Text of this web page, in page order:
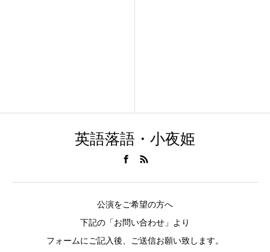
英語落語・小夜姫
公演をご希望の方へ
下記の「お問い合わせ」より
フォームにご記入後、ご送信お願い致します。